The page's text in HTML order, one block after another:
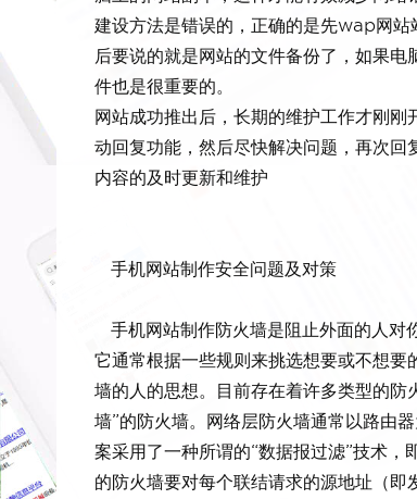
建设方法是错误的，正确的是先wap网
后要说的就是网站的文件备份了，如果
件也是很重要的。
网站成功推出后，长期的维护工作才刚
动回复功能，然后尽快解决问题，再次
内容的及时更新和维护
手机网站制作安全问题及对策
手机网站制作防火墙是阻止外面的人对
它通常根据一些规则来挑选想要或不想
墙的人的思想。目前存在着许多类型的防
墙”的防火墙。网络层防火墙通常以路由
案采用了一种所谓的“数据报过滤”技术
的防火墙要对每个联结请求的源地址（即